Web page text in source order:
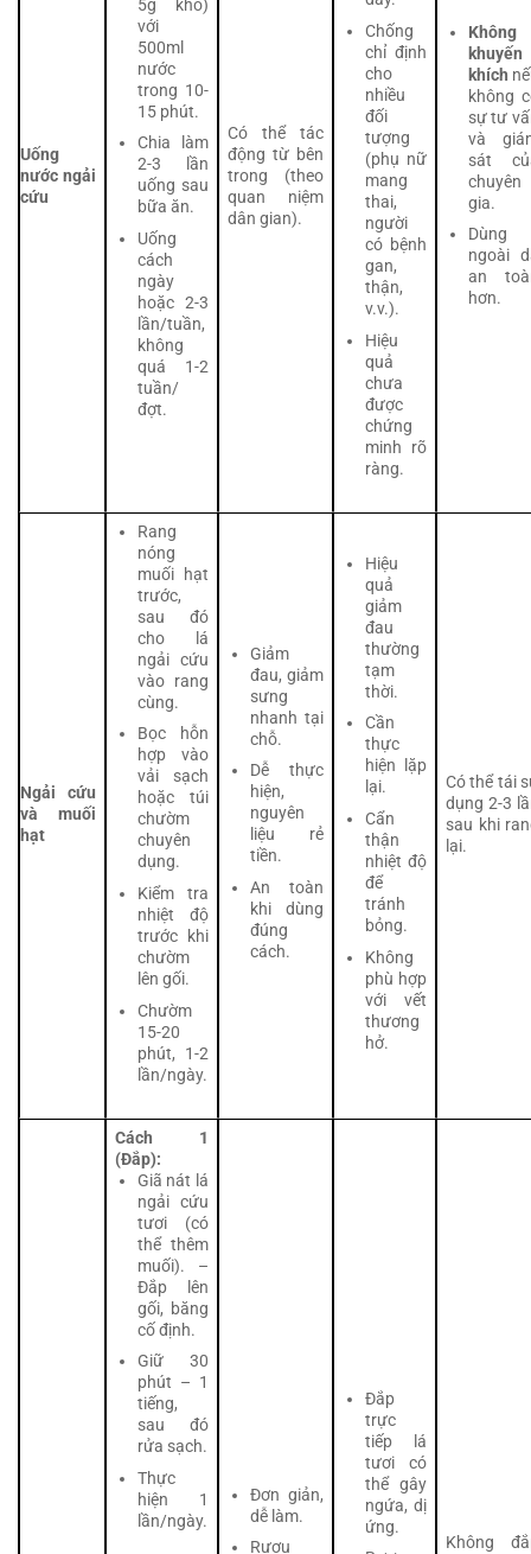
Uống
nước ngải
cứu
5g khô)
với
500ml
nước
trong 10-
15 phút.
Chia làm
2-3 lần
uống sau
bữa ăn.
Uống
cách
ngày
hoặc 2-3
lần/tuần,
không
quá 1-2
tuần/
đợt.
Có thể tác
động từ bên
trong (theo
quan niệm
dân gian).
Chống
chỉ định
cho
nhiều
đối
tượng
(phụ nữ
mang
thai,
người
có bệnh
gan,
thận,
v.v.).
Hiệu
quả
chưa
được
chứng
minh rõ
ràng.
Không
khuyến
khích
không
sự tư
và
sát
chuyên
gia.
Dùng
ngoài
an
hơn.
Ngải cứu
và muối
hạt
Rang
nóng
muối hạt
trước,
sau đó
cho lá
ngải cứu
vào rang
cùng.
Bọc hỗn
hợp vào
vải sạch
hoặc túi
chườm
chuyên
dụng.
Kiểm tra
nhiệt độ
trước khi
chườm
lên gối.
Chườm
15-20
phút, 1-2
lần/ngày.
Giảm
đau, giảm
sưng
nhanh tại
chỗ.
Dễ thực
hiện,
nguyên
liệu rẻ
tiền.
An toàn
khi dùng
đúng
cách.
Hiệu
quả
giảm
đau
thường
tạm
thời.
Cần
thực
hiện lặp
lại.
Cẩn
thận
nhiệt độ
để
tránh
bỏng.
Không
phù hợp
với vết
thương
hở.
Có thể tái
dụng 2-3
sau khi
lại.
Cách 1
(Đắp):
Giã nát lá
ngải cứu
tươi (có
thể thêm
muối). –
Đắp lên
gối, băng
cố định.
Giữ 30
phút – 1
tiếng,
sau đó
rửa sạch.
Thực
hiện 1
lần/ngày.
Đơn giản,
dễ làm.
Rượu
Đắp
trực
tiếp lá
tươi có
thể gây
ngứa, dị
ứng.
Không